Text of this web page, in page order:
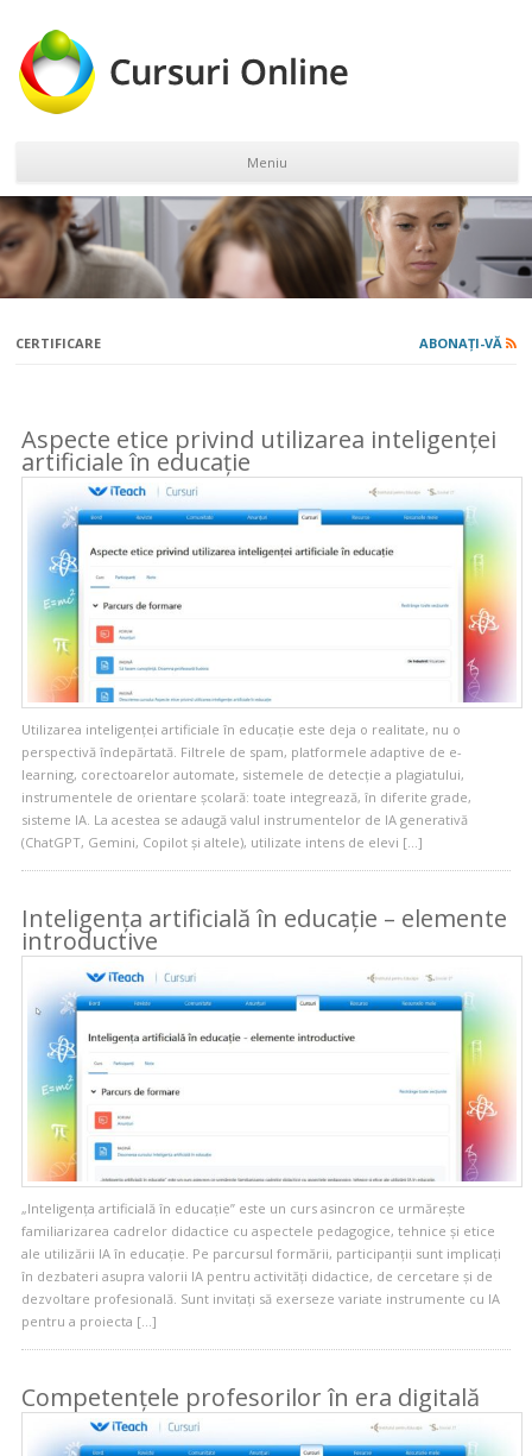
Meniu
Sari la conținut
CERTIFICARE ABONAȚI-VĂ
Aspecte etice privind utilizarea inteligenței
artificiale în educație
Utilizarea inteligenței artificiale în educație este deja o realitate, nu o
perspectivă îndepărtată. Filtrele de spam, platformele adaptive de e-
learning, corectoarelor automate, sistemele de detecție a plagiatului,
instrumentele de orientare școlară: toate integrează, în diferite grade,
sisteme IA. La acestea se adaugă valul instrumentelor de IA generativă
(ChatGPT, Gemini, Copilot și altele), utilizate intens de elevi […]
Inteligența artificială în educație – elemente
introductive
„Inteligența artificială în educație” este un curs asincron ce urmărește
familiarizarea cadrelor didactice cu aspectele pedagogice, tehnice și etice
ale utilizării IA în educație. Pe parcursul formării, participanții sunt implicați
în dezbateri asupra valorii IA pentru activități didactice, de cercetare și de
dezvoltare profesională. Sunt invitați să exerseze variate instrumente cu IA
pentru a proiecta […]
Competențele profesorilor în era digitală